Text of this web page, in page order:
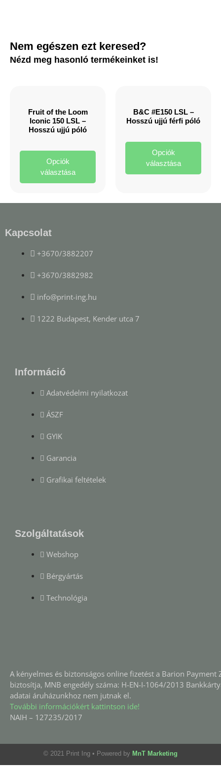
Nem egészen ezt keresed?
Nézd meg hasonló termékeinket is!
Fruit of the Loom
Iconic 150 LSL –
Hosszú ujjú póló
Opciók
választása
B&C #E150 LSL –
Hosszú ujjú férfi póló
Opciók
választása
Kapcsolat
+3670/3882207
+3670/3882982
info@print-ing.hu
1222 Budapest, Kender utca 7
Információ
Adatvédelmi nyilatkozat
ÁSZF
GYIK
Garancia
Grafikai feltételek
Szolgáltatások
Webshop
Bérgyártás
Technológia
A kényelmes és biztonságos online fizetést a Barion Payment
biztosítja, MNB engedély száma: H-EN-I-1064/2013
adatai áruházunkhoz nem jutnak el.
További információkért kattintson ide!
NAIH – 127235/2017
© 2021 Print Ing • Powered by MnT Marketing